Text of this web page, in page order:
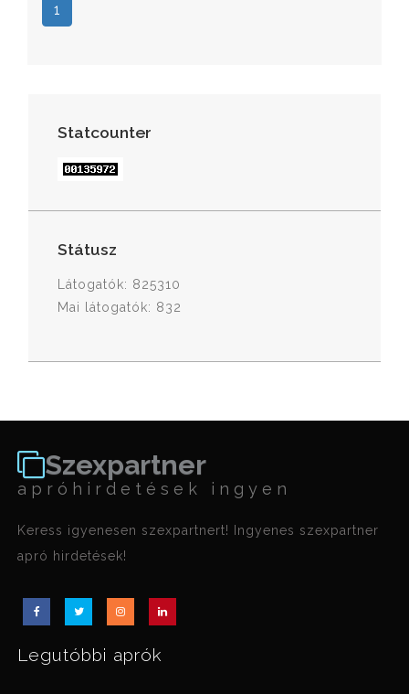
1
Statcounter
Státusz
Látogatók: 825310
Mai látogatók: 832
Szexpartner
apróhirdetések ingyen
Keress igyenesen szexpartnert! Ingyenes szexpartner
apró hirdetések!
Legutóbbi aprók